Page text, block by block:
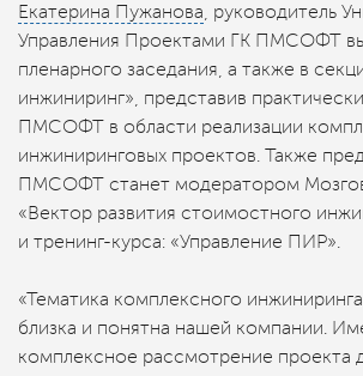
Екатерина Пужанова , руководитель
Управления Проектами ГК ПМСОФТ
пленарного заседания, а также в
инжиниринг», представив
ПМСОФТ в области реализации
инжиниринговых проектов. Также
ПМСОФТ станет модератором
«Вектор развития стоимостного
и тренинг-курса: «Управление ПИР».
«Тематика комплексного
близка и понятна нашей компании.
комплексное рассмотрение проекта